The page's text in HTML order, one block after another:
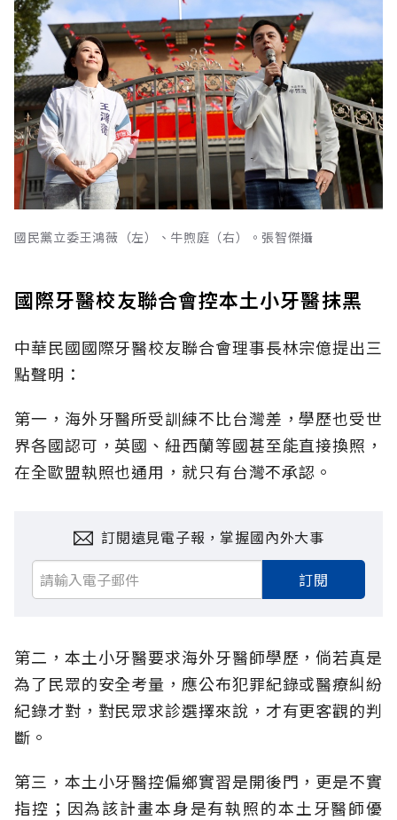
國民黨立委王鴻薇（左）、牛煦庭（右）。張智傑攝
國際牙醫校友聯合會控本土小牙醫抹黑
中華民國國際牙醫校友聯合會理事長林宗億提出三
點聲明：
第一，海外牙醫所受訓練不比台灣差，學歷也受世
界各國認可，英國、紐西蘭等國甚至能直接換照，
在全歐盟執照也通用，就只有台灣不承認。
訂閱遠見電子報，掌握國內外大事
訂閱
第二，本土小牙醫要求海外牙醫師學歷，倘若真是
為了民眾的安全考量，應公布犯罪紀錄或醫療糾紛
紀錄才對，對民眾求診選擇來說，才有更客觀的判
斷。
第三，本土小牙醫控偏鄉實習是開後門，更是不實
指控；因為該計畫本身是有執照的本土牙醫師優